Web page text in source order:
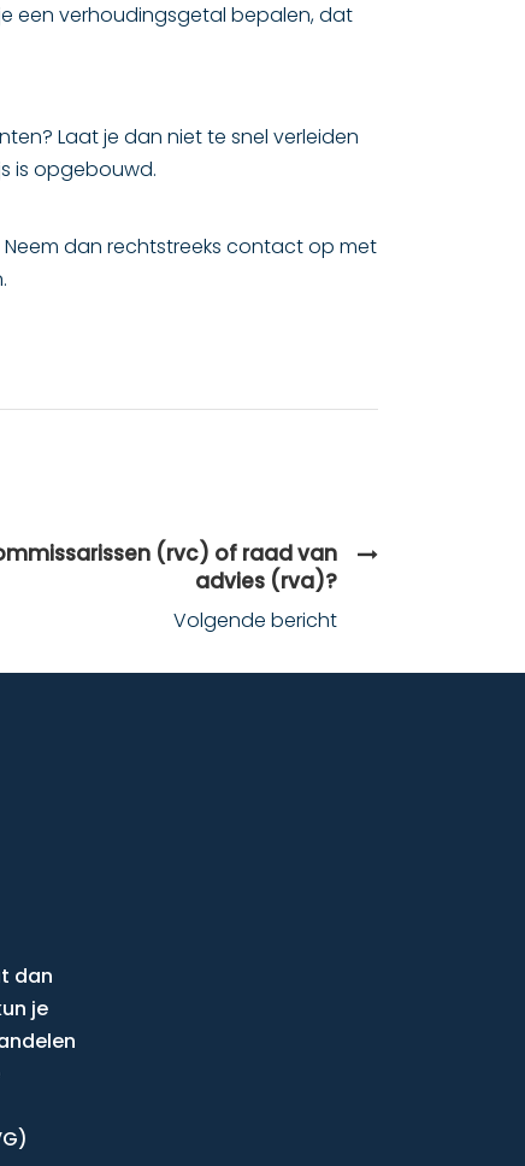
een verhoudingsgetal bepalen, dat
Laat je dan niet te snel verleiden
is opgebouwd.
dan rechtstreeks contact op met
(rvc) of raad van
advies (rva)?
Volgende bericht
dan
je